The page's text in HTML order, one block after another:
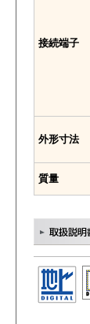
接続端子
外形寸法
質量